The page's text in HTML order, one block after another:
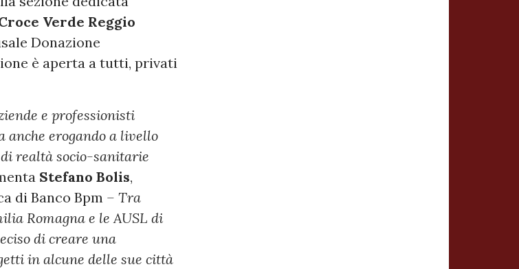
Verde Reggio
Donazione
è aperta a tutti, privati
e professionisti
erogando a livello
realtà socio-sanitarie
Stefano Bolis,
di Banco Bpm – Tra
Romagna e le AUSL di
di creare una
in alcune delle sue città